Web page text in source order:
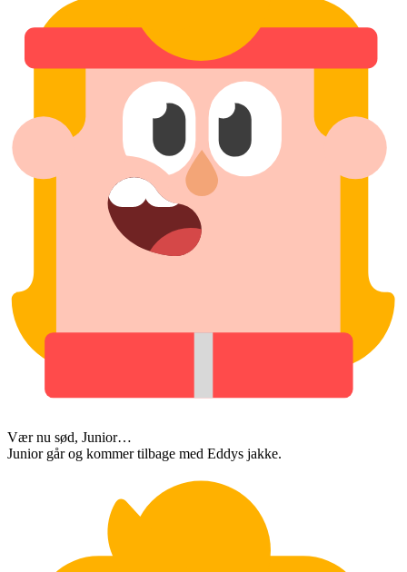
Vær nu sød, Junior…
Junior går og kommer tilbage med Eddys jakke.